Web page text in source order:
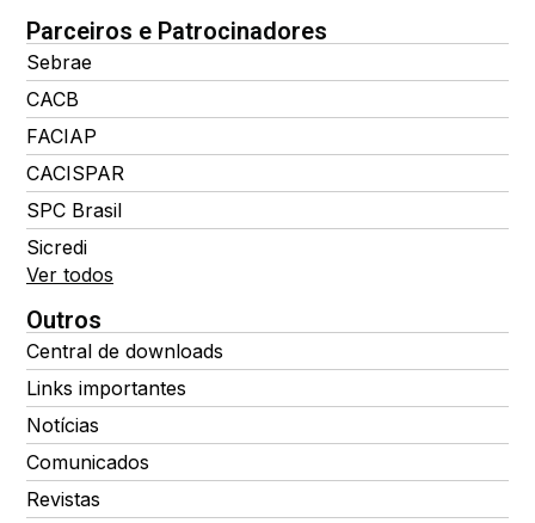
Parceiros e Patrocinadores
Sebrae
CACB
FACIAP
CACISPAR
SPC Brasil
Sicredi
Ver todos
Outros
Central de downloads
Links importantes
Notícias
Comunicados
Revistas